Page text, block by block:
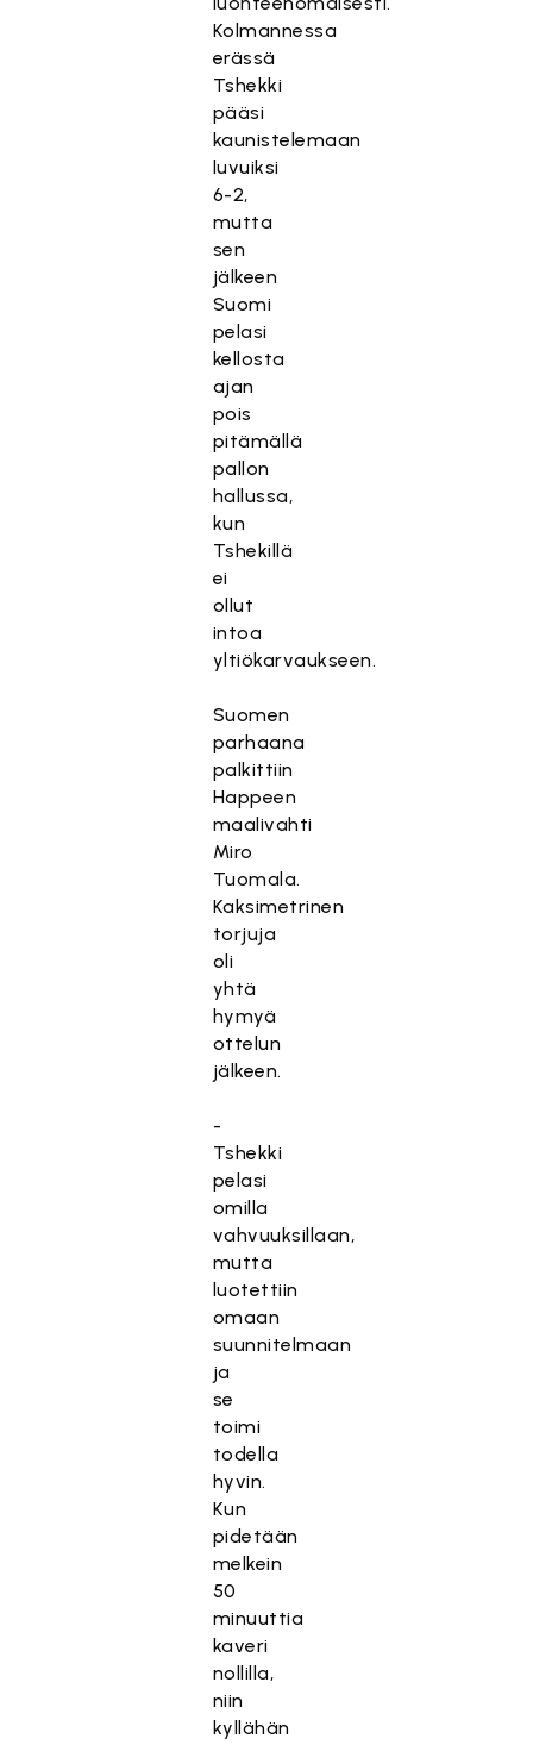
Kolmannessa
erässä
Tshekki
pääsi
kaunistelemaan
luvuiksi
6-2,
mutta
sen
jälkeen
Suomi
pelasi
kellosta
ajan
pois
pitämällä
pallon
hallussa,
kun
Tshekillä
ei
ollut
intoa
yltiökarvaukseen.
Suomen
parhaana
palkittiin
Happeen
maalivahti
Miro
Tuomala.
Kaksimetrinen
torjuja
oli
yhtä
hymyä
ottelun
jälkeen.
-
Tshekki
pelasi
omilla
vahvuuksillaan,
mutta
luotettiin
omaan
suunnitelmaan
ja
se
toimi
todella
hyvin.
Kun
pidetään
melkein
50
minuuttia
kaveri
nollilla,
niin
kyllähän